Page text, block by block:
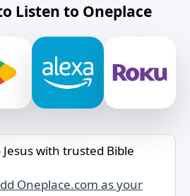
Listen to Oneplace
with trusted Bible
Oneplace.com as your